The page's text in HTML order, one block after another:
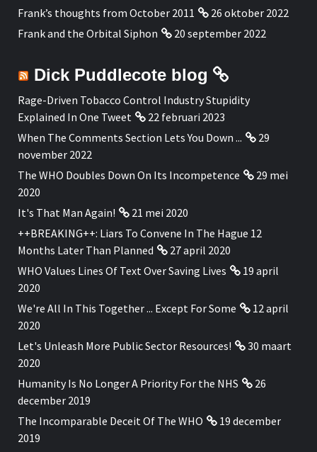
Frank’s thoughts from October 2011
26 oktober 2022
Frank and the Orbital Siphon
20 september 2022
Dick Puddlecote blog
Rage-Driven Tobacco Control Industry Stupidity
Explained In One Tweet
22 februari 2023
When The Comments Section Lets You Down ...
29
november 2022
The WHO Doubles Down On Its Incompetence
29 mei
2020
It's That Man Again!
21 mei 2020
++BREAKING++: Liars To Convene In The Hague 12
Months Later Than Planned
27 april 2020
WHO Values Lines Of Text Over Saving Lives
19 april
2020
We're All In This Together ... Except For Some
12 april
2020
Let's Unleash More Public Sector Resources!
30 maart
2020
Humanity Is No Longer A Priority For the NHS
26
december 2019
The Incomparable Deceit Of The WHO
19 december
2019